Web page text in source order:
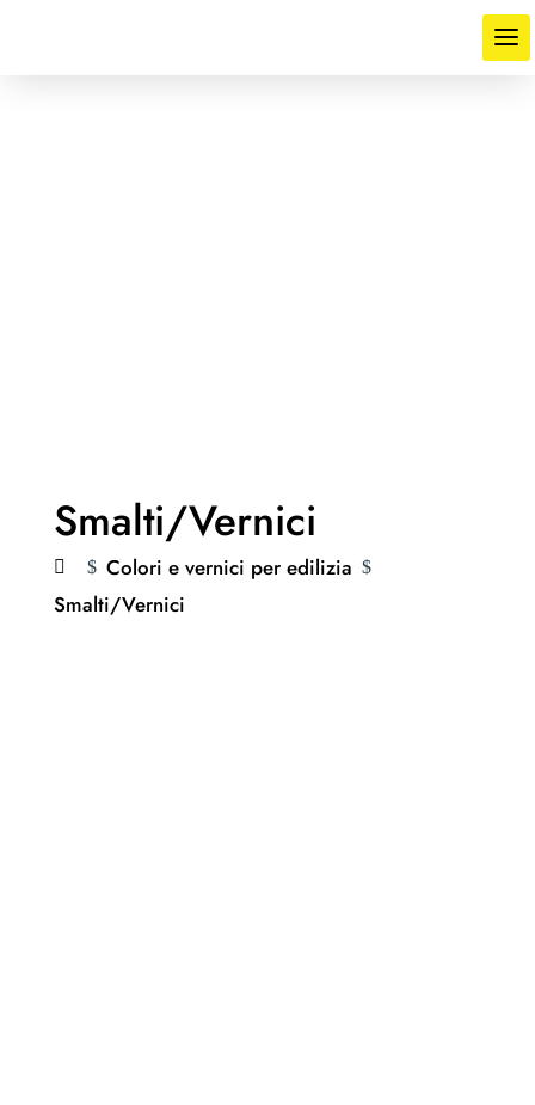
Smalti/Vernici
$ Colori e vernici per edilizia $
Smalti/Vernici